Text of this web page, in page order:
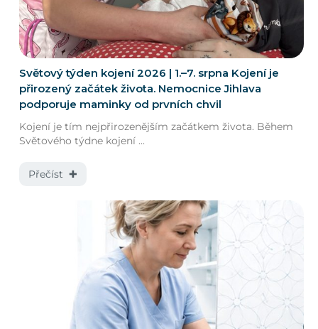
Světový týden kojení 2026 | 1.–7. srpna Kojení je
přirozený začátek života. Nemocnice Jihlava
podporuje maminky od prvních chvil
Kojení je tím nejpřirozenějším začátkem života. Během
Světového týdne kojení ...
Přečíst ✚